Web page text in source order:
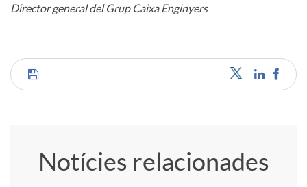
Director general del Grup Caixa Enginyers
C
Notícies relacionades